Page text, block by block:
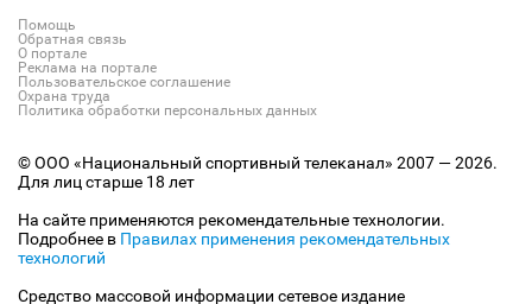
Помощь
Обратная связь
О портале
Реклама на портале
Пользовательское соглашение
Охрана труда
Политика обработки персональных данных
© ООО «Национальный спортивный телеканал» 2007 — 2026.
Для лиц старше 18 лет
На сайте применяются рекомендательные технологии.
Подробнее в Правилах применения рекомендательных
технологий
Средство массовой информации сетевое издание